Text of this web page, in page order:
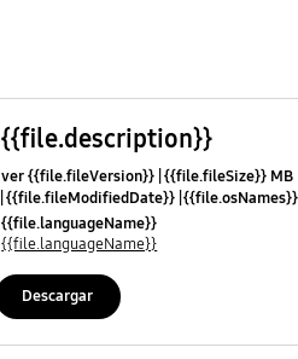
{{file.description}}
ver {{file.fileVersion}} {{file.fileSize}} MB
{{file.fileModifiedDate}} {{file.osNames}}
{{file.languageName}}
{{file.languageName}}
Descargar